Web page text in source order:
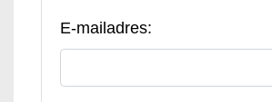
E-mailadres: